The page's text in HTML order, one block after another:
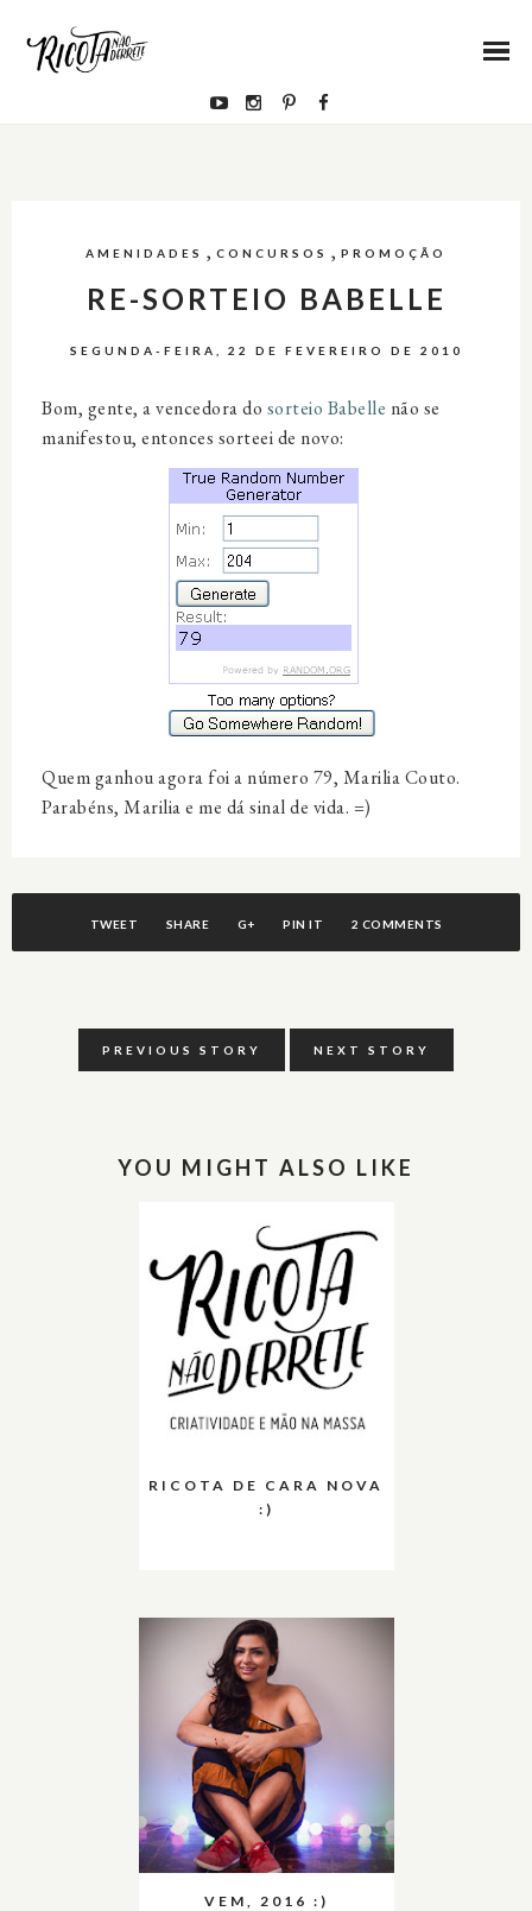
AMENIDADES , CONCURSOS , PROMOÇÃO
RE-SORTEIO BABELLE
SEGUNDA-FEIRA, 22 DE FEVEREIRO DE 2010
Bom, gente, a vencedora do sorteio Babelle não se
manifestou, entonces sorteei de novo:
Quem ganhou agora foi a número 79, Marilia Couto.
Parabéns, Marilia e me dá sinal de vida. =)
TWEET SHARE G+ PIN IT 2 COMMENTS
PREVIOUS STORY NEXT STORY
YOU MIGHT ALSO LIKE
RICOTA DE CARA NOVA
:)
VEM, 2016 :)